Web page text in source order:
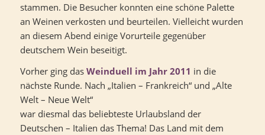
stammen. Die Besucher konnten eine schöne Palette
an Weinen verkosten und beurteilen. Vielleicht wurden
an diesem Abend einige Vorurteile gegenüber
deutschem Wein beseitigt.
Vorher ging das Weinduell im Jahr 2011 in die
nächste Runde. Nach „Italien – Frankreich“ und „Alte
Welt – Neue Welt“
war diesmal das beliebteste Urlaubsland der
Deutschen – Italien das Thema! Das Land mit dem